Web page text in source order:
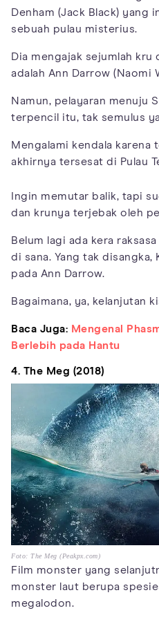
Denham (Jack Black) yang
sebuah pulau misterius.
Dia mengajak sejumlah kru
adalah Ann Darrow (Naomi
Namun, pelayaran menuju
terpencil itu, tak semulus
Mengalami kendala karena
akhirnya tersesat di Pulau
Ingin memutar balik, tapi
dan krunya terjebak oleh
Belum lagi ada kera
di sana. Yang tak disangka,
pada Ann Darrow.
Bagaimana, ya, kelanjutan
Baca Juga: Mengenal
Berlebih pada Hantu
4. The Meg (2018)
Foto: The Meg (Peakpx.com)
Film monster yang
monster laut berupa
megalodon.